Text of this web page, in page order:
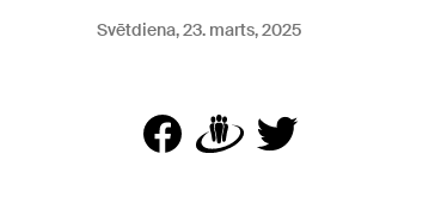
Svētdiena, 23. marts, 2025